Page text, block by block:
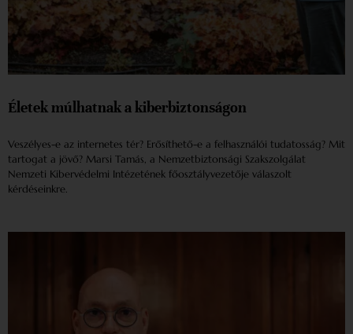
Életek múlhatnak a kiberbiztonságon
Veszélyes-e az internetes tér? Erősíthető-e a felhasználói tudatosság? Mit
tartogat a jövő? Marsi Tamás, a Nemzetbiztonsági Szakszolgálat
Nemzeti Kibervédelmi Intézetének főosztályvezetője válaszolt
kérdéseinkre.